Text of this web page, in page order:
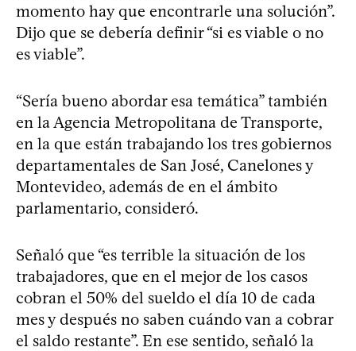
momento hay que encontrarle una solución”.
Dijo que se debería definir “si es viable o no
es viable”.
“Sería bueno abordar esa temática” también
en la Agencia Metropolitana de Transporte,
en la que están trabajando los tres gobiernos
departamentales de San José, Canelones y
Montevideo, además de en el ámbito
parlamentario, consideró.
Señaló que “es terrible la situación de los
trabajadores, que en el mejor de los casos
cobran el 50% del sueldo el día 10 de cada
mes y después no saben cuándo van a cobrar
el saldo restante”. En ese sentido, señaló la